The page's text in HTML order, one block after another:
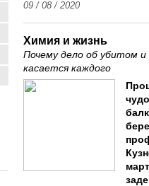
09 / 08 / 2020
Химия и жизнь
Почему дело об убитом
касается каждого